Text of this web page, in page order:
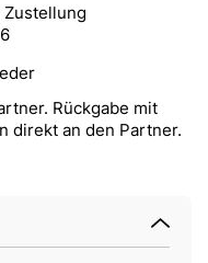
Rückgabe mit
direkt an den Partner.